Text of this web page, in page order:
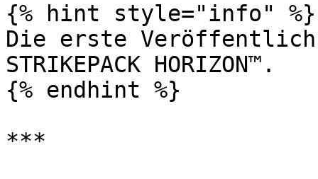
{% hint style="info" %}
Die erste
STRIKEPACK HORIZON™.
{% endhint %}
***